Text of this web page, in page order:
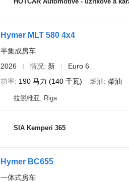
Hymer MLT 580 4x4
半集成房车
2026
情况 新
Euro 6
功率 190 马力 (140 千瓦) 燃油 柴油
拉脱维亚, Riga
SIA Kemperi 365
Hymer BC655
一体式房车